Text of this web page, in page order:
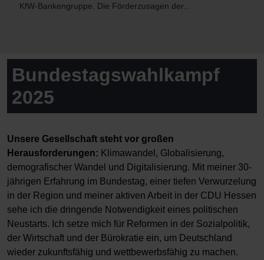
KfW-Bankengruppe. Die Förderzusagen der...
Bundestagswahlkampf
2025
Unsere Gesellschaft steht vor großen
Herausforderungen: Klimawandel, Globalisierung,
demografischer Wandel und Digitalisierung. Mit meiner 30-
jährigen Erfahrung im Bundestag, einer tiefen Verwurzelung
in der Region und meiner aktiven Arbeit in der CDU Hessen
sehe ich die dringende Notwendigkeit eines politischen
Neustarts. Ich setze mich für Reformen in der Sozialpolitik,
der Wirtschaft und der Bürokratie ein, um Deutschland
wieder zukunftsfähig und wettbewerbsfähig zu machen.